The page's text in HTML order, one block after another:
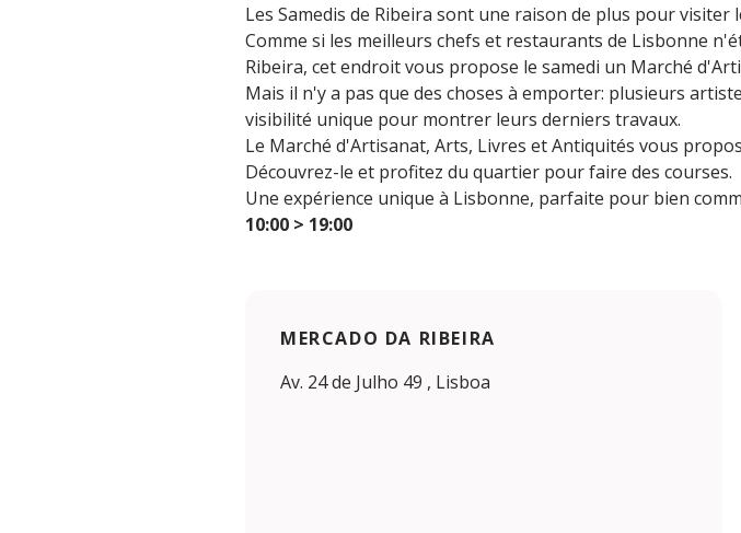
Les Samedis de Ribeira sont une raison de plus pour visiter
Comme si les meilleurs chefs et restaurants de Lisbonne
Ribeira, cet endroit vous propose le samedi un Marché
Mais il n'y a pas que des choses à emporter: plusieurs
visibilité unique pour montrer leurs derniers travaux.
Le Marché d'Artisanat, Arts, Livres et Antiquités vous
Découvrez-le et profitez du quartier pour faire des courses.
Une expérience unique à Lisbonne, parfaite pour bien
10:00 > 19:00
MERCADO DA RIBEIRA
Av. 24 de Julho 49 , Lisboa